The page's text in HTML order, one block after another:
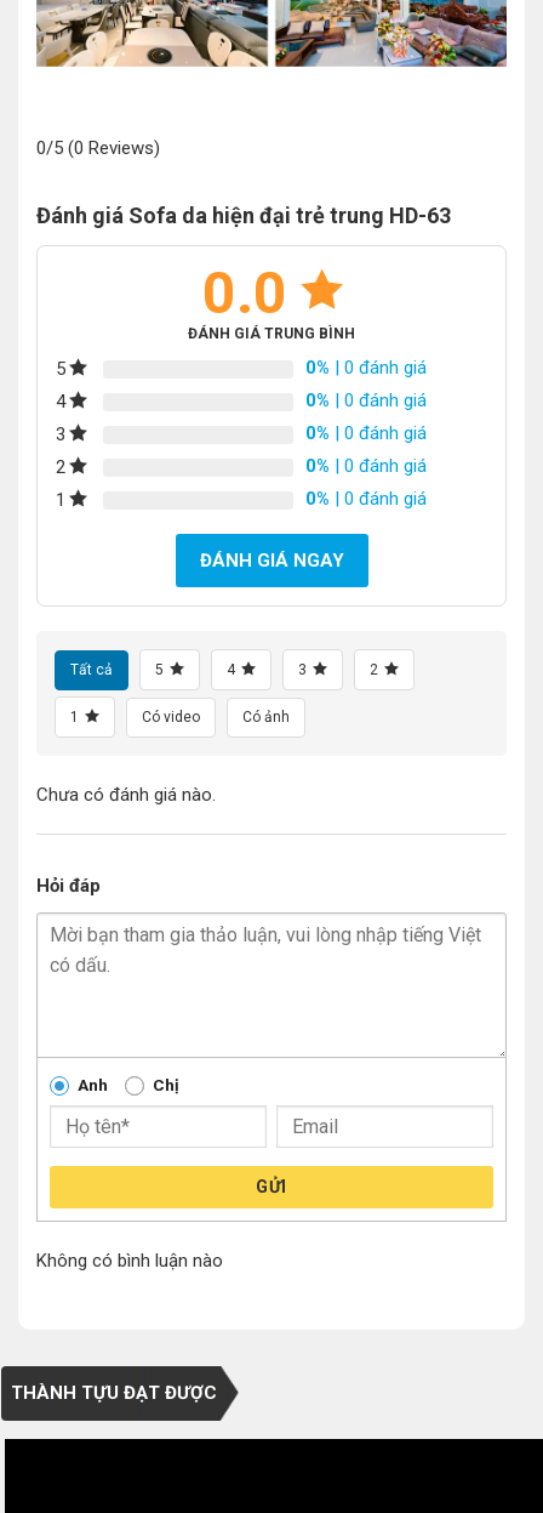
0/5 (0 Reviews)
Đánh giá Sofa da hiện đại trẻ trung HD-63
0.0
ĐÁNH GIÁ TRUNG BÌNH
5 0% | 0 đánh giá
4
0% | 0 đánh giá
3
0% | 0 đánh giá
2
0% | 0 đánh giá
1
0% | 0 đánh giá
ĐÁNH GIÁ NGAY
Tất cả 5 4 3 2
1 Có video Có ảnh
Chưa có đánh giá nào.
Hỏi đáp
Anh Chị
GỬI
Không có bình luận nào
THÀNH TỰU ĐẠT ĐƯỢC